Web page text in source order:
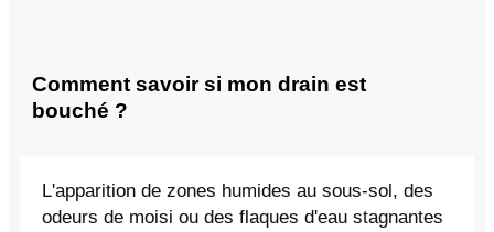
Comment savoir si mon drain est
bouché ?
L'apparition de zones humides au sous-sol, des
odeurs de moisi ou des flaques d'eau stagnantes